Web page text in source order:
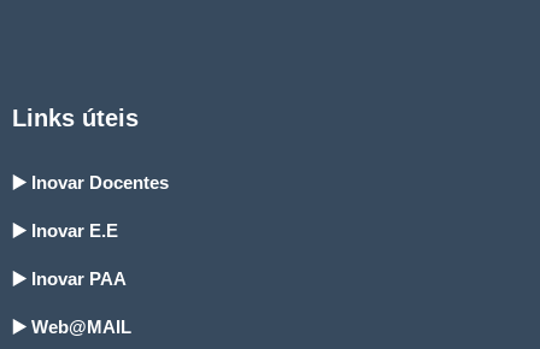
Links úteis
▶️ Inovar Docentes
▶️ Inovar E.E
▶️ Inovar PAA
▶️ Web@MAIL